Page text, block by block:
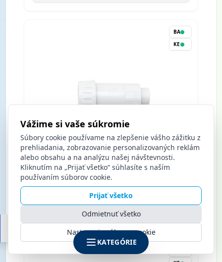
BA
KE
Redukcia PVC rúrka/hadica 16 * 20mm
Tecnogas
Nákup po prihlásení
KATEGÓRIE
Vážime si vaše súkromie
Súbory cookie používame na zlepšenie vášho zážitku z
prehliadania, zobrazovanie personalizovaných reklám
alebo obsahu a na analýzu našej návštevnosti.
Kliknutím na „Prijať všetko“ súhlasíte s naším
používaním súborov cookie.
Prijať všetko
Odmietnuť všetko
Nastavenia súborov cookie